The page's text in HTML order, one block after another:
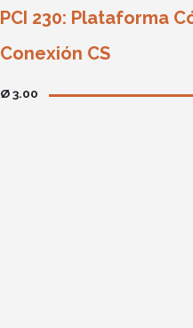
PCI 230: Plataforma
Conexión CS
Ø 3.00